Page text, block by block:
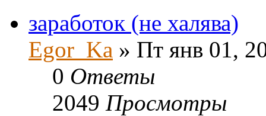
заработок (не халява)
Egor_Ka » Пт янв 01,
0 Ответы
2049 Просмотры